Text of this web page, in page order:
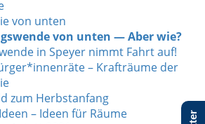
von unten
von unten — Aber wie?
in Speyer nimmt Fahrt auf!
– Krafträume der
zum Herbstanfang
– Ideen für Räume